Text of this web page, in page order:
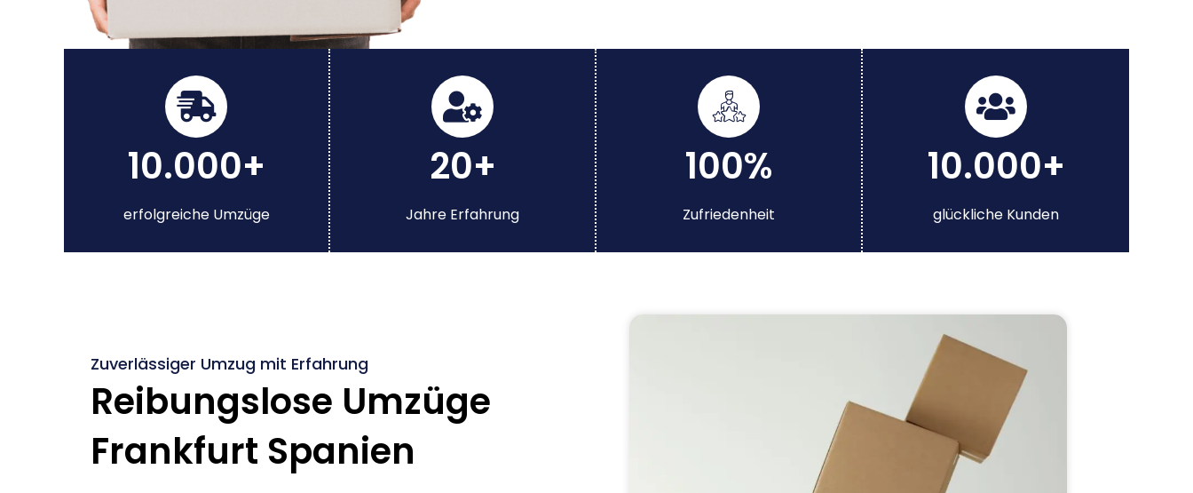
10.000+
erfolgreiche Umzüge
20+
Jahre Erfahrung
100%
Zufriedenheit
10.000+
glückliche Kunden
Zuverlässiger Umzug mit Erfahrung
Reibungslose Umzüge
Frankfurt Spanien